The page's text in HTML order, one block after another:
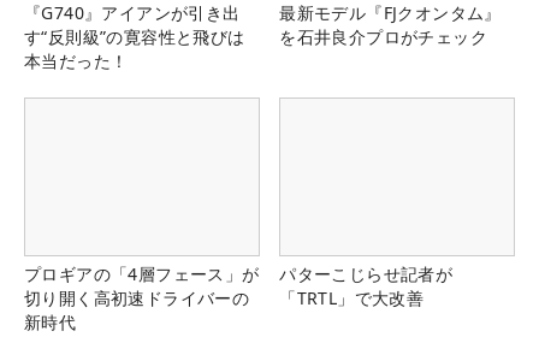
『G740』アイアンが引き出
す“反則級”の寛容性と飛びは
本当だった！
最新モデル『FJクオンタム』
を石井良介プロがチェック
プロギアの「4層フェース」が
切り開く高初速ドライバーの
新時代
パターこじらせ記者が
「TRTL」で大改善